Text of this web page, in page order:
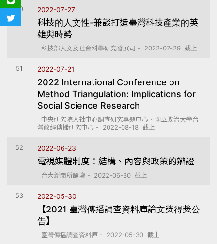
50 2022-07-27
科技的人文性-兼談打造臺灣科技產業的英
雄與時勢
科技部人文及社會科學研究發展司 - 2022-07-29 截止
51 2022-07-21
2022 International Conference on
Method Triangulation: Implications for
Social Science Research
中央研究院人社中心調查研究專題中心、國立政治大學台
灣政經傳播研究中心 - 2022-08-18 截止
52 2022-06-23
電視媒體制度：結構、內容與政策的辯證
台大新聞所論壇 - 2022-06-30 截止
53 2022-05-30
【2021 臺灣傳播調查資料庫論文獎得獎公
告】
臺灣傳播調查資料庫 - 2022-05-30 截止